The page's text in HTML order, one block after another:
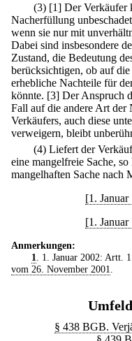
(3) [1] Der Verkäufer
Nacherfüllung
wenn sie nur mit
Dabei sind insbesondere
Zustand, die Bedeutung
berücksichtigen, ob auf
erhebliche Nachteile für
könnte. [3] Der Anspruch
Fall auf die andere Art der
Verkäufers, auch diese
verweigern, bleibt
(4) Liefert der
eine mangelfreie Sache,
mangelhaften Sache nach
[1.
[1.
Anmerkungen:
1
. 1. Januar 2002: Artt.
vom 26. November 2001
§ 438 BGB.